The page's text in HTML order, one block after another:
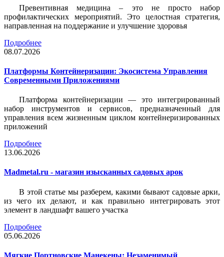
Превентивная медицина – это не просто набор
профилактических мероприятий. Это целостная стратегия,
направленная на поддержание и улучшение здоровья
Подробнее
08.07.2026
Платформы Контейнеризации: Экосистема Управления
Современными Приложениями
Платформа контейнеризации — это интегрированный
набор инструментов и сервисов, предназначенный для
управления всем жизненным циклом контейнеризированных
приложений
Подробнее
13.06.2026
Madmetal.ru - магазин изысканных садовых арок
В этой статье мы разберем, какими бывают садовые арки,
из чего их делают, и как правильно интегрировать этот
элемент в ландшафт вашего участка
Подробнее
05.06.2026
Мягкие Портновские Манекены: Незаменимый